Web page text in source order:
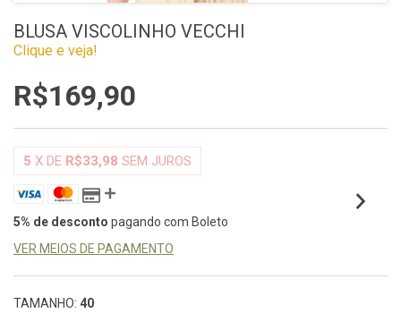
BLUSA VISCOLINHO VECCHI
Clique e veja!
R$169,90
5 X DE R$33,98 SEM JUROS
5% de desconto pagando com Boleto
VER MEIOS DE PAGAMENTO
TAMANHO: 40